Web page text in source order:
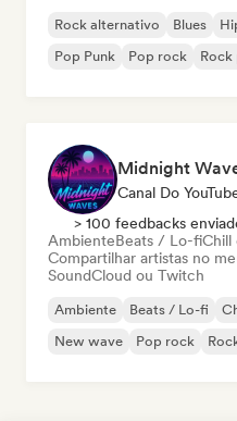
Rock alternativo Blues
Pop Punk
Pop rock Rock
Midnight
Canal Do
> 100 feedbacks
AmbienteBeats / Lo-fiChill
Compartilhar artistas no
SoundCloud ou Twitch
Ambiente Beats / Lo-fi
New wave
Pop rock